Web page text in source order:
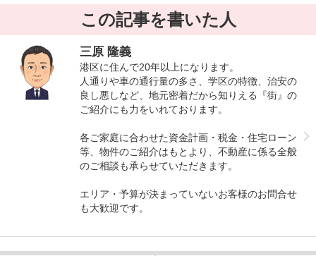
この記事を書いた人
三原 隆義
港区に住んで20年以上になります。
人通りや車の通行量の多さ、学区の特徴、治安の
良し悪しなど、地元密着だから知りえる『街』の
ご紹介にも力をいれております。
各ご家庭に合わせた資金計画・税金・住宅ローン
等、物件のご紹介はもとより、不動産に係る全般
のご相談も承らせていただきます。
エリア・予算が決まっていないお客様のお問合せ
も大歓迎です。